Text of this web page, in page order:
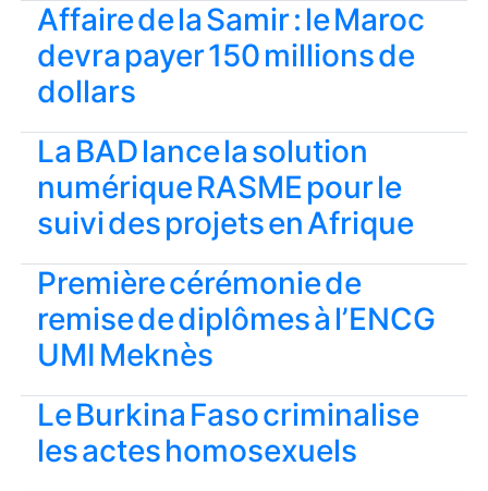
Affaire de la Samir : le Maroc
devra payer 150 millions de
dollars
La BAD lance la solution
numérique RASME pour le
suivi des projets en Afrique
Première cérémonie de
remise de diplômes à l’ENCG
UMI Meknès
Le Burkina Faso criminalise
les actes homosexuels